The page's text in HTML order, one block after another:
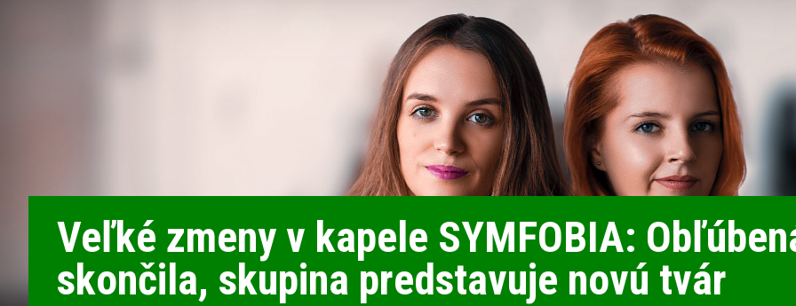
Veľké zmeny v kapele SYMFOBIA:
skončila, skupina predstavuje novú tvár